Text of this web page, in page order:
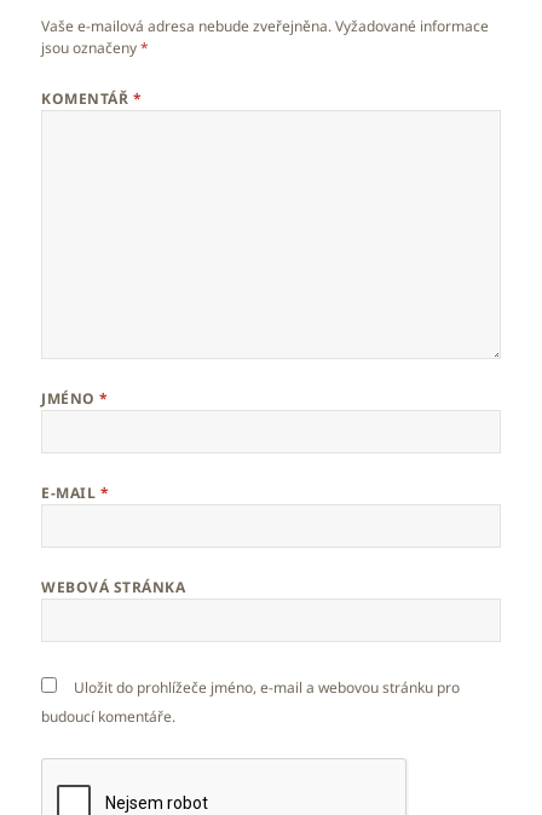
Vaše e-mailová adresa nebude zveřejněna. Vyžadované informace
jsou označeny*
KOMENTÁŘ *
JMÉNO*
E-MAIL *
WEBOVÁ STRÁNKA
Uložit do prohlížeče jméno, e-mail a webovou stránku pro
budoucí komentáře.